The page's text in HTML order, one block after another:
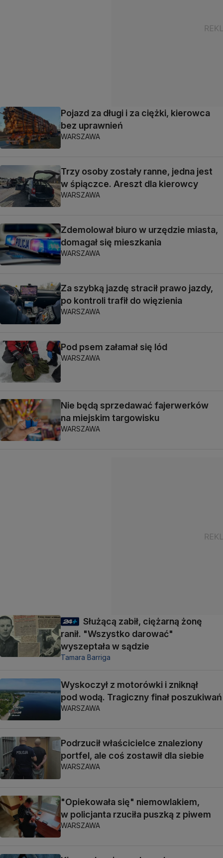
Pojazd za długi i za ciężki, kierowca
bez uprawnień
WARSZAWA
Trzy osoby zostały ranne, jedna jest
w śpiączce. Areszt dla kierowcy
WARSZAWA
Zdemolował biuro w urzędzie miasta,
domagał się mieszkania
WARSZAWA
Za szybką jazdę stracił prawo jazdy,
po kontroli trafił do więzienia
WARSZAWA
Pod psem załamał się lód
WARSZAWA
Nie będą sprzedawać fajerwerków
na miejskim targowisku
WARSZAWA
Służącą zabił, ciężarną żonę
ranił. "Wszystko darować"
wyszeptała w sądzie
Tamara Barriga
Wyskoczył z motorówki i zniknął
pod wodą. Tragiczny finał poszukiwań
WARSZAWA
Podrzucił właścicielce znaleziony
portfel, ale coś zostawił dla siebie
WARSZAWA
"Opiekowała się" niemowlakiem,
w policjanta rzuciła puszką z piwem
WARSZAWA